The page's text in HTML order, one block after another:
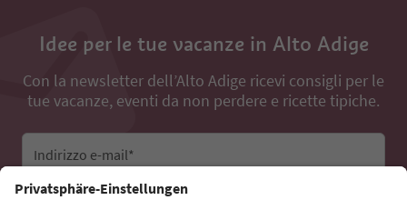
Idee per le tue vacanze in Alto Adige
Con la newsletter dell’Alto Adige ricevi consigli per le
tue vacanze, eventi da non perdere e ricette tipiche.
Indirizzo e-mail*